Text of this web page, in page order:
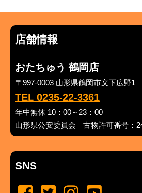
店舗情報
おたちゅう 鶴岡店
〒997-0003 山形県鶴岡市文下広野1
TEL 0235-22-3361
年中無休 10：00～23：00
山形県公安委員会 古物許可番号：
SNS